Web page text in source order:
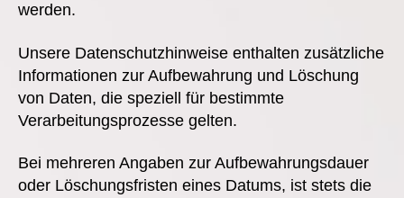
werden.
Unsere Datenschutzhinweise enthalten zusätzliche
Informationen zur Aufbewahrung und Löschung
von Daten, die speziell für bestimmte
Verarbeitungsprozesse gelten.
Bei mehreren Angaben zur Aufbewahrungsdauer
oder Löschungsfristen eines Datums, ist stets die